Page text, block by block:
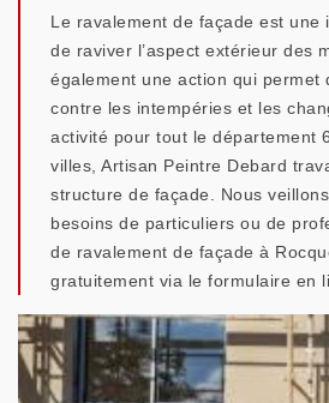
Le ravalement de façade est une
de raviver l’aspect extérieur des
également une action qui permet
contre les intempéries et les
activité pour tout le département
villes, Artisan Peintre Debard
structure de façade. Nous
besoins de particuliers ou de
de ravalement de façade à
gratuitement via le formulaire en